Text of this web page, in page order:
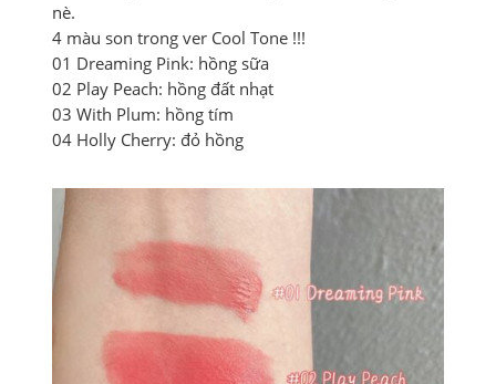
nè.
4 màu son trong ver Cool Tone !!!
01 Dreaming Pink: hồng sữa
02 Play Peach: hồng đất nhạt
03 With Plum: hồng tím
04 Holly Cherry: đỏ hồng